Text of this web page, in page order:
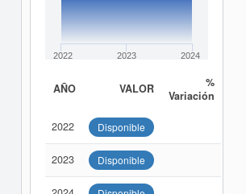
2022 2023 2024
AÑO VALOR
%
Variación
2022 Disponible
2023 Disponible